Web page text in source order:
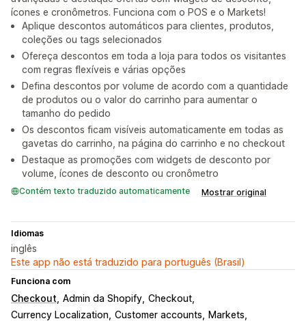
ícones e cronômetros. Funciona com o POS e o Markets!
Aplique descontos automáticos para clientes, produtos,
coleções ou tags selecionados
Ofereça descontos em toda a loja para todos os visitantes
com regras flexíveis e várias opções
Defina descontos por volume de acordo com a quantidade
de produtos ou o valor do carrinho para aumentar o
tamanho do pedido
Os descontos ficam visíveis automaticamente em todas as
gavetas do carrinho, na página do carrinho e no checkout
Destaque as promoções com widgets de desconto por
volume, ícones de desconto ou cronômetro
Contém texto traduzido automaticamente Mostrar original
Idiomas
inglês
Este app não está traduzido para português (Brasil)
Funciona com
Checkout Admin da Shopify Checkout
Currency Localization Customer accounts
Markets